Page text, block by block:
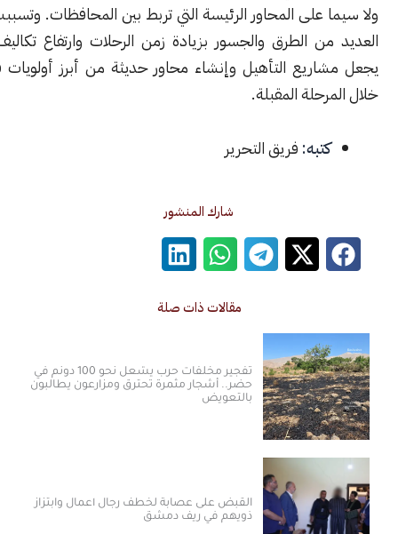
على المحاور الرئيسة التي تربط بين المحافظات. وتسببت الأضرار في
الطرق والجسور بزيادة زمن الرحلات وارتفاع تكاليف النقل، ما
التأهيل وإنشاء محاور حديثة من أبرز أولويات قطاع النقل
المقبلة.
فريق التحرير
شارك المنشور
مقالات ذات صلة
تفجير مخلفات حرب يشعل نحو 100 دونم في
حضر.. أشجار مثمرة تحترق ومزارعون يطالبون
بالتعويض
القبض على عصابة لخطف رجال أعمال وابتزاز
ذويهم في ريف دمشق